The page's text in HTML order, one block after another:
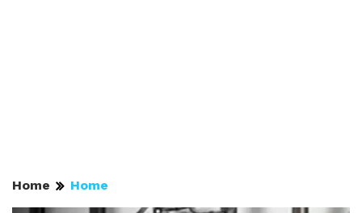
Home Home